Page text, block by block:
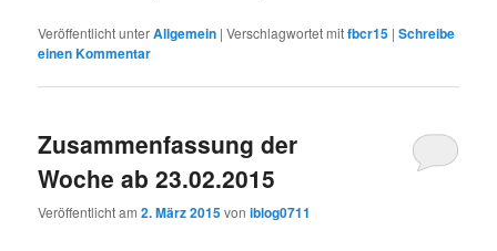
Veröffentlicht unterAllgemein |Verschlagwortet mitfbcr15 |Schreibe
einen Kommentar
Zusammenfassung der
Woche ab 23.02.2015
Veröffentlicht am2. März 2015voniblog0711